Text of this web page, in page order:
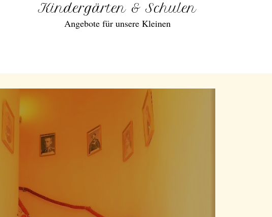
Kindergärten & Schulen
Angebote für unsere Kleinen